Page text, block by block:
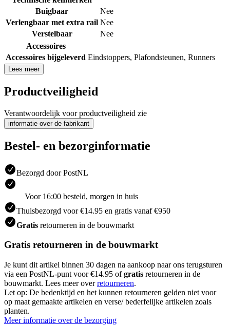
Buigbaar
Nee
Verlengbaar met extra rail Nee
Verstelbaar
Nee
Accessoires
Accessoires bijgeleverd Eindstoppers, Plafondsteunen, Runners
Lees meer
Productveiligheid
Verantwoordelijk voor productveiligheid zie
informatie over de fabrikant
Bestel- en bezorginformatie
Bezorgd door PostNL
Voor 16:00 besteld, morgen in huis
Thuisbezorgd voor €14.95 en gratis vanaf €950
Gratis retourneren in de bouwmarkt
Gratis retourneren in de bouwmarkt
Je kunt dit artikel binnen 30 dagen na aankoop naar ons terugsturen
via een PostNL-punt voor €14.95 ofgratis retourneren in de
bouwmarkt. Lees meer overretourneren.
Let op: De bedenktijd en het kunnen retourneren gelden niet voor
op maat gemaakte artikelen en verse/ bederfelijke artikelen zoals
planten.
Meer informatie over de bezorging